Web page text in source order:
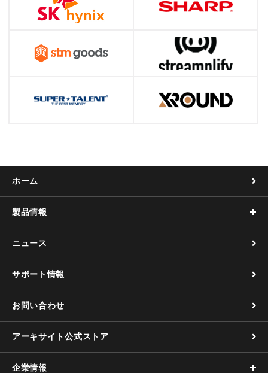
ホーム
製品情報
ニュース
サポート情報
お問い合わせ
アーキサイト公式ストア
企業情報